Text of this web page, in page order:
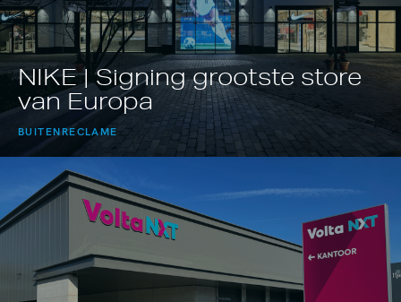
NIKE | Signing grootste store
van Europa
BUITENRECLAME